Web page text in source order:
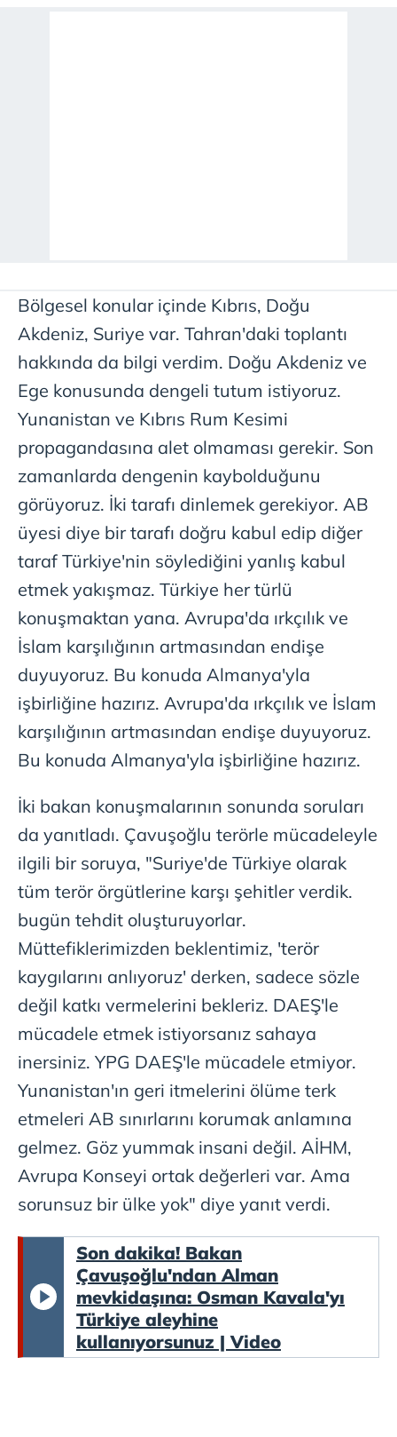
Bölgesel konular içinde Kıbrıs, Doğu
Akdeniz, Suriye var. Tahran'daki toplantı
hakkında da bilgi verdim. Doğu Akdeniz ve
Ege konusunda dengeli tutum istiyoruz.
Yunanistan ve Kıbrıs Rum Kesimi
propagandasına alet olmaması gerekir. Son
zamanlarda dengenin kaybolduğunu
görüyoruz. İki tarafı dinlemek gerekiyor. AB
üyesi diye bir tarafı doğru kabul edip diğer
taraf Türkiye'nin söylediğini yanlış kabul
etmek yakışmaz. Türkiye her türlü
konuşmaktan yana. Avrupa'da ırkçılık ve
İslam karşılığının artmasından endişe
duyuyoruz. Bu konuda Almanya'yla
işbirliğine hazırız. Avrupa'da ırkçılık ve İslam
karşılığının artmasından endişe duyuyoruz.
Bu konuda Almanya'yla işbirliğine hazırız.
İki bakan konuşmalarının sonunda soruları
da yanıtladı. Çavuşoğlu terörle mücadeleyle
ilgili bir soruya, "Suriye'de Türkiye olarak
tüm terör örgütlerine karşı şehitler verdik.
bugün tehdit oluşturuyorlar.
Müttefiklerimizden beklentimiz, 'terör
kaygılarını anlıyoruz' derken, sadece sözle
değil katkı vermelerini bekleriz. DAEŞ'le
mücadele etmek istiyorsanız sahaya
inersiniz. YPG DAEŞ'le mücadele etmiyor.
Yunanistan'ın geri itmelerini ölüme terk
etmeleri AB sınırlarını korumak anlamına
gelmez. Göz yummak insani değil. AİHM,
Avrupa Konseyi ortak değerleri var. Ama
sorunsuz bir ülke yok" diye yanıt verdi.
Son dakika! Bakan
Çavuşoğlu'ndan Alman
mevkidaşına: Osman Kavala'yı
Türkiye aleyhine
kullanıyorsunuz | Video